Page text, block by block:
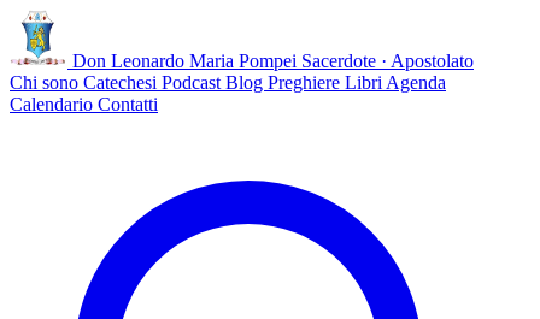
Don Leonardo Maria Pompei Sacerdote · Apostolato
Chi sono Catechesi Podcast Blog Preghiere Libri Agenda
Calendario Contatti